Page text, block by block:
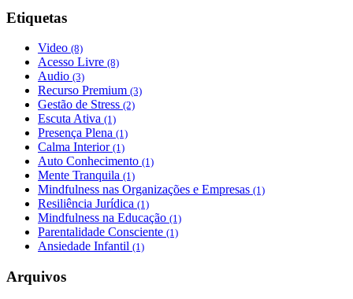
Etiquetas
Video (8)
Acesso Livre (8)
Audio (3)
Recurso Premium (3)
Gestão de Stress (2)
Escuta Ativa (1)
Presença Plena (1)
Calma Interior (1)
Auto Conhecimento (1)
Mente Tranquila (1)
Mindfulness nas Organizações e Empresas (1)
Resiliência Jurídica (1)
Mindfulness na Educação (1)
Parentalidade Consciente (1)
Ansiedade Infantil (1)
Arquivos